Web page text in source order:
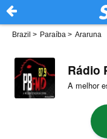
Brazil > Paraíba > Araruna
Rádio
A melhor